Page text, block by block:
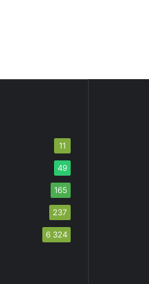
11
49
165
237
6 324